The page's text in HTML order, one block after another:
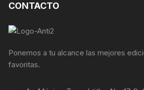
CONTACTO
Ponemos a tu alcance las mejores
favoritas.